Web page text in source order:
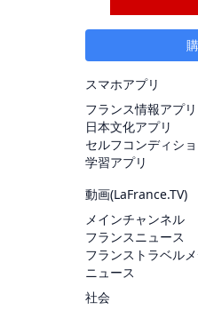
スマホアプリ
フランス情報アプリ
日本文化アプリ
セルフコンディシ
学習アプリ
動画(LaFrance.TV)
メインチャンネル
フランスニュース
フランストラベル
ニュース
社会